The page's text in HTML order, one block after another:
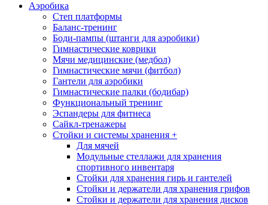
Аэробика
Степ платформы
Баланс-тренинг
Боди-пампы (штанги для аэробики)
Гимнастические коврики
Мячи медицинские (медбол)
Гимнастические мячи (фитбол)
Гантели для аэробики
Гимнастические палки (бодибар)
Функциональный тренинг
Эспандеры для фитнеса
Сайкл-тренажеры
Стойки и системы хранения +
Для мячей
Модульные стеллажи для хранения
спортивного инвентаря
Стойки для хранения гирь и гантелей
Стойки и держатели для хранения грифов
Стойки и держатели для хранения дисков